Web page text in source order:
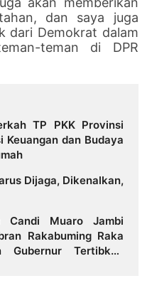
dan saya juga
dari Demokrat dalam
teman di DPR
TP PKK Provinsi
dan Budaya
Dijaga, Dikenalkan,
Candi Muaro Jambi
Rakabuming Raka
Gubernur Tertibkan